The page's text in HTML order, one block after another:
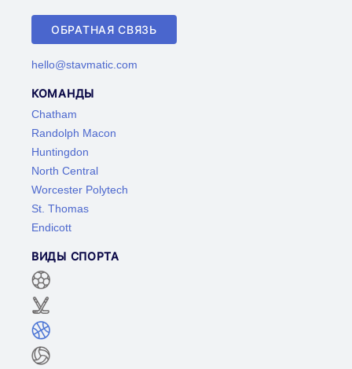
ОБРАТНАЯ СВЯЗЬ
hello@stavmatic.com
КОМАНДЫ
Chatham
Randolph Macon
Huntingdon
North Central
Worcester Polytech
St. Thomas
Endicott
ВИДЫ СПОРТА